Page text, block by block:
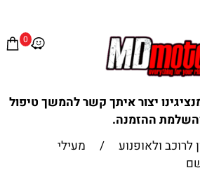
0
יצור איתך קשר להמשך טיפול
ההזמנה.
לרוכב ולאופנוע /
מעילי